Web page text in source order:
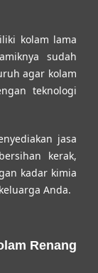
kolam lama
sudah
agar kolam
teknologi
jasa
kerak,
kadar kimia
Anda.
Renang